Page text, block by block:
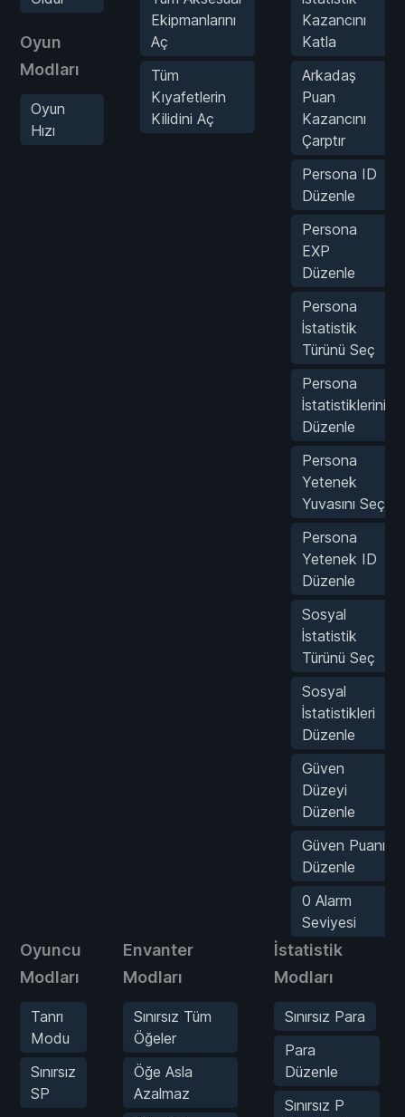
Oyun
Modları
Oyun
Hızı
Ekipmanlarını
Aç
Tüm
Kıyafetlerin
Kilidini Aç
Kazancını
Katla
Arkadaş
Puan
Kazancını
Çarptır
Persona ID
Düzenle
Persona
EXP
Düzenle
Persona
İstatistik
Türünü Seç
Persona
İstatistiklerini
Düzenle
Persona
Yetenek
Yuvasını Seç
Persona
Yetenek ID
Düzenle
Sosyal
İstatistik
Türünü Seç
Sosyal
İstatistikleri
Düzenle
Güven
Düzeyi
Düzenle
Güven Puanı
Düzenle
0 Alarm
Seviyesi
Oyuncu
Modları
Tanrı
Modu
Sınırsız
SP
Envanter
Modları
Sınırsız Tüm
Öğeler
Öğe Asla
Azalmaz
İstatistik
Modları
Sınırsız Para
Para
Düzenle
Sınırsız P